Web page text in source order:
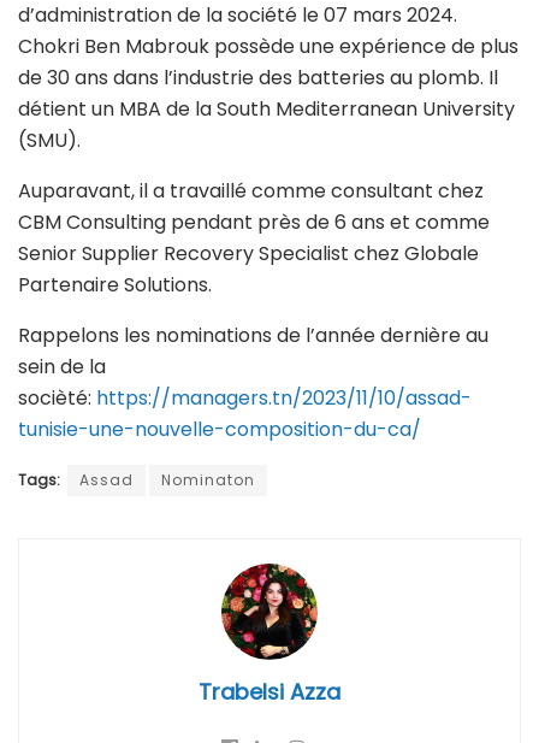
d’administration de la société le 07 mars 2024.
Chokri Ben Mabrouk possède une expérience de plus
de 30 ans dans l’industrie des batteries au plomb. Il
détient un MBA de la South Mediterranean University
(SMU).
Auparavant, il a travaillé comme consultant chez
CBM Consulting pendant près de 6 ans et comme
Senior Supplier Recovery Specialist chez Globale
Partenaire Solutions.
Rappelons les nominations de l’année dernière au
sein de la
socièté: https://managers.tn/2023/11/10/assad-
tunisie-une-nouvelle-composition-du-ca/
Tags: Assad Nominaton
Trabelsi Azza